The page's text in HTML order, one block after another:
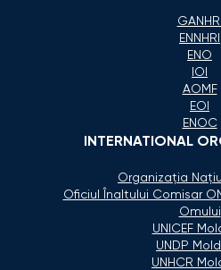
GANHRI
ENNHRI
ENO
IOI
AOMF
EOI
ENOC
INTERNATIONAL
Organizaţia
Oficiul Înaltului Comisar
Omului
UNICEF
UNDP
UNHCR